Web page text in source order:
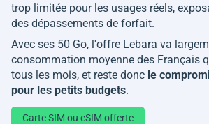
trop limitée pour les usages réels,
des dépassements de forfait.
Avec ses 50 Go, l'offre Lebara va
consommation moyenne des Français
tous les mois, et reste donc le
pour les petits budgets.
Carte SIM ou eSIM offerte